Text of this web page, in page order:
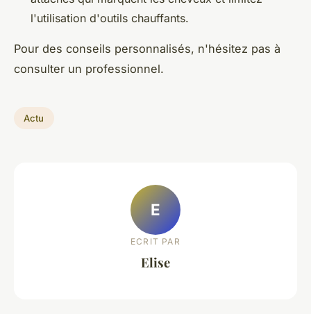
l'utilisation d'outils chauffants.
Pour des conseils personnalisés, n'hésitez pas à
consulter un professionnel.
Actu
E
ECRIT PAR
Elise